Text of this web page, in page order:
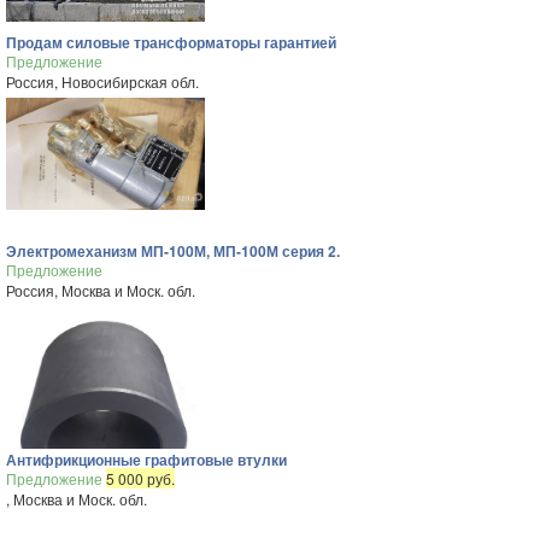
Продам силовые трансформаторы гарантией
Предложение
Россия, Новосибирская обл.
Электромеханизм МП-100М, МП-100М серия 2.
Предложение
Россия, Москва и Моск. обл.
Антифрикционные графитовые втулки
Предложение 5 000 руб.
, Москва и Моск. обл.